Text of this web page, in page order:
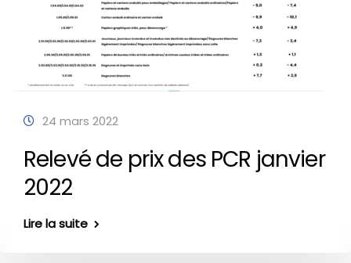
24 mars 2022
Relevé de prix des PCR janvier
2022
Lire la suite